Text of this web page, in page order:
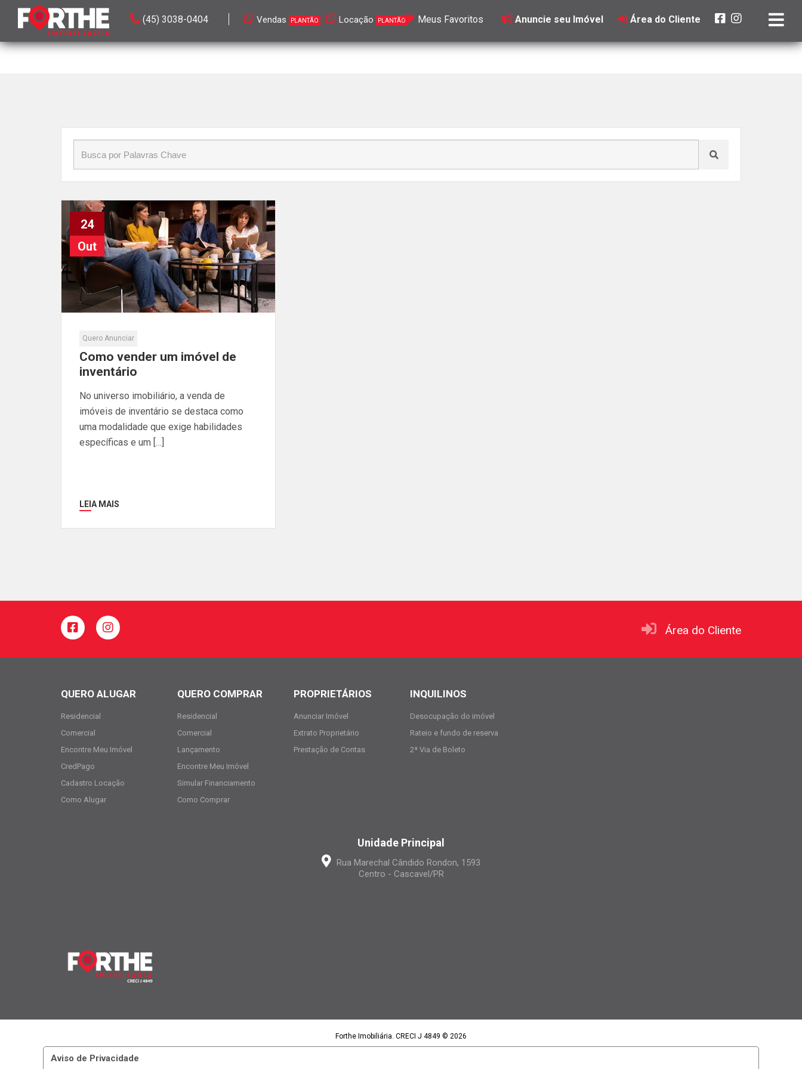
(45) 3038-0404 Vendas PLANTÃO Locação PLANTÃO Meus Favoritos Anuncie seu Imóvel Área do Cliente
Início »Blog» Inventário
Aviso de Privacidade
24
Out
Quero Anunciar
Como vender um imóvel de
inventário
No universo imobiliário, a venda de
imóveis de inventário se destaca como
uma modalidade que exige habilidades
específicas e um […]
LEIA MAIS
Área do Cliente
QUERO ALUGAR
Residencial
Comercial
Encontre Meu Imóvel
CredPago
Cadastro Locação
Como Alugar
QUERO COMPRAR
Residencial
Comercial
Lançamento
Encontre Meu Imóvel
Simular Financiamento
Como Comprar
PROPRIETÁRIOS
Anunciar Imóvel
Extrato Proprietário
Prestação de Contas
INQUILINOS
Desocupação do imóvel
Rateio e fundo de reserva
2ª Via de Boleto
Unidade Principal
Rua Marechal Cândido Rondon, 1593
Centro - Cascavel/PR
Forthe Imobiliária. CRECI J 4849 © 2026
Forthe Imobiliária LTDA | CNPJ 15.395.886/0001-97